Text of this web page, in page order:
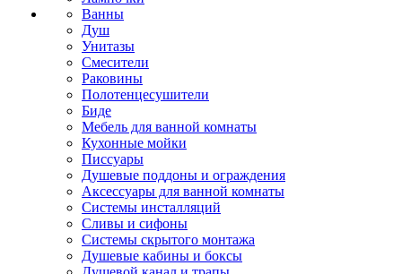
Ванны
Душ
Унитазы
Смесители
Раковины
Полотенцесушители
Биде
Мебель для ванной комнаты
Кухонные мойки
Писсуары
Душевые поддоны и ограждения
Аксессуары для ванной комнаты
Системы инсталляций
Сливы и сифоны
Системы скрытого монтажа
Душевые кабины и боксы